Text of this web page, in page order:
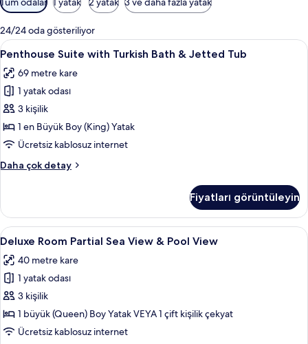
için
mevcut
filtreler
24/24 oda gösteriliyor
Penthouse
Suite
with
Turkish
Bath
&
Jetted
için
görün
Duş, geniş duş başlığı, çevre dostu
7
Penthouse Suite with Turkish Bath & Jetted Tub
69 metre kare
1 yatak odası
3 kişilik
1 en Büyük Boy (King) Yatak
Ücretsiz kablosuz internet
Daha çok detay
Penthouse
Bath
&
Jetted
hakkında
daha
detay
Fiyatları görüntüleyin
Deluxe
Room
Partial
Sea
View
&
Pool
7
Deluxe Room Partial Sea View & Pool View
40 metre kare
1 yatak odası
3 kişilik
1 büyük (Queen) Boy Yatak VEYA 1 çift kişilik çekyat
Ücretsiz kablosuz internet